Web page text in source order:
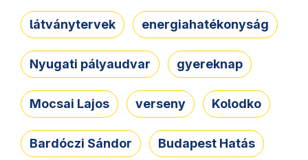
látványtervek energiahatékonyság
Nyugati pályaudvar gyereknap
Mocsai Lajos verseny Kolodko
Bardóczi Sándor Budapest Hatás